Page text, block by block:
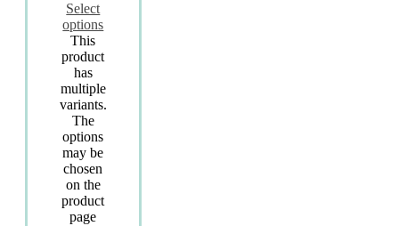
Select
options
This
product
has
multiple
variants.
The
options
may be
chosen
on the
product
page